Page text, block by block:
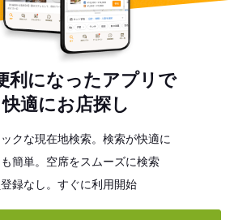
利になったアプリで
快適にお店探し
クな現在地検索。検索が快適に
簡単。空席をスムーズに検索
録なし。すぐに利用開始